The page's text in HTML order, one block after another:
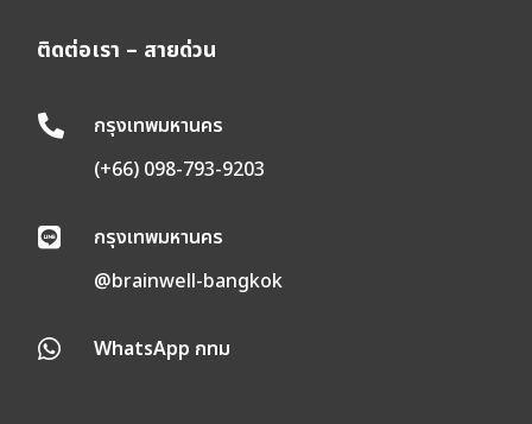
ติดต่อเรา – สายด่วน

กรุงเทพมหานคร
(+66) 098-793-9203

กรุงเทพมหานคร
@brainwell-bangkok
 WhatsApp กทม